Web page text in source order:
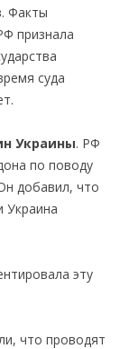
Факты
признала
суда
Украины. РФ
по поводу
добавил, что
Украина
эту
что проводят